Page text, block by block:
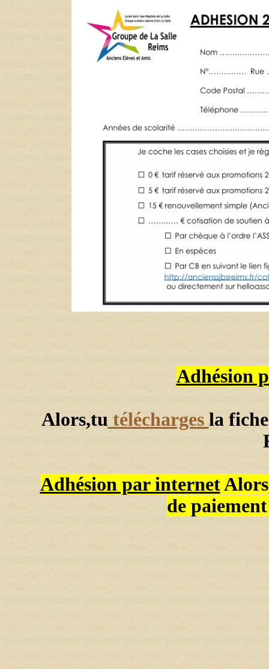
Adhésion
Alors,tu télécharges la
Adhésion par internet
de